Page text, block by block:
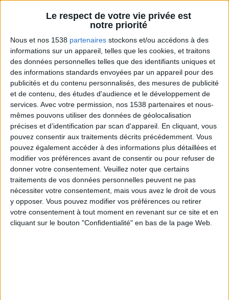
Le respect de votre vie privée est
notre priorité
Nous et nos 1538 partenaires stockons et/ou accédons à des
informations sur un appareil, telles que les cookies, et traitons
des données personnelles telles que des identifiants uniques et
des informations standards envoyées par un appareil pour des
publicités et du contenu personnalisés, des mesures de publicité
et de contenu, des études d'audience et le développement de
services. Avec votre permission, nos 1538 partenaires et nous-
mêmes pouvons utiliser des données de géolocalisation
précises et d’identification par scan d'appareil. En cliquant, vous
pouvez consentir aux traitements décrits précédemment. Vous
pouvez également accéder à des informations plus détaillées et
modifier vos préférences avant de consentir ou pour refuser de
donner votre consentement. Veuillez noter que certains
traitements de vos données personnelles peuvent ne pas
nécessiter votre consentement, mais vous avez le droit de vous
y opposer. Vous pouvez modifier vos préférences ou retirer
votre consentement à tout moment en revenant sur ce site et en
cliquant sur le bouton "Confidentialité" en bas de la page Web.
Combien de kilos souhaitez-vous perdre ?
Moins de
5 kilos
De 5 à 10
kilos
Plus de
10 kilos
Webinaires en direct Voir tout
Chaque semaine, posez vos questions en live
en participant à des vidéo-conférences avec
Jean-Michel et les diététiciennes du